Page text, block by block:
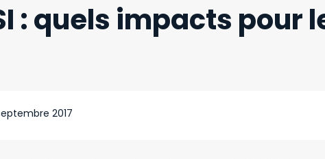
: quels impacts pour
2017